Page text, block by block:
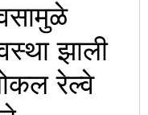
झाली
रेल्वे